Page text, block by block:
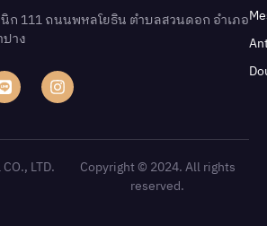
ก 111 ถนนพหลโยธิน ตําบลสวนดอก อําเภอ
าง
LTD.
Copyright © 2024. All rights
reserved.